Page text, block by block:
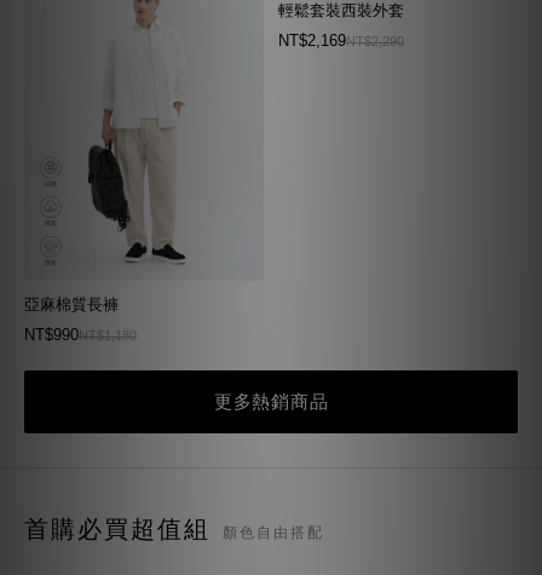
亞麻棉質長褲
NT$990NT$1,180
輕鬆套裝西裝外套
NT$2,169NT$2,290
更多熱銷商品
首購必買超值組 顏色自由搭配